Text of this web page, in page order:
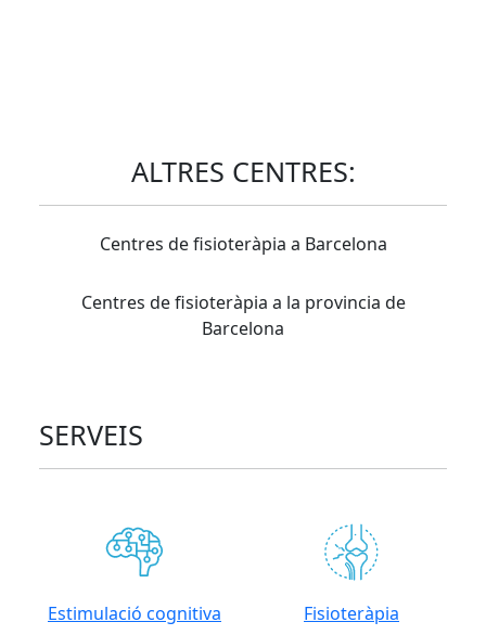
ALTRES CENTRES:
Centres de fisioteràpia a Barcelona
Centres de fisioteràpia a la provincia de
Barcelona
SERVEIS
Estimulació cognitiva Fisioteràpia